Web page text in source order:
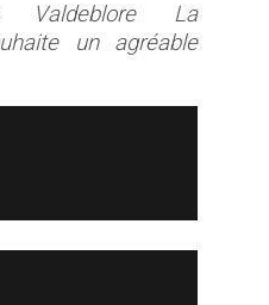
Valdeblore La
un agréable